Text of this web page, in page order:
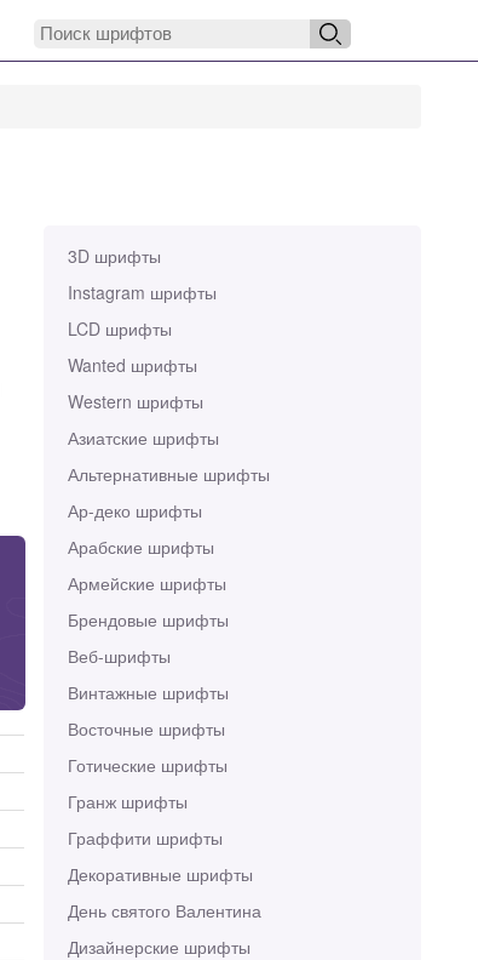
3D шрифты
Instagram шрифты
LCD шрифты
Wanted шрифты
Western шрифты
Азиатские шрифты
Альтернативные шрифты
Ар-деко шрифты
Арабские шрифты
Армейские шрифты
Брендовые шрифты
Веб-шрифты
Винтажные шрифты
Восточные шрифты
Готические шрифты
Гранж шрифты
Граффити шрифты
Декоративные шрифты
День святого Валентина
Дизайнерские шрифты